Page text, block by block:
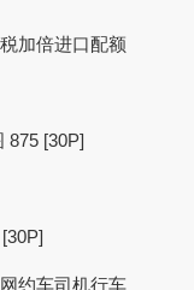
加倍进口配额
875 [30P]
约车司机行车